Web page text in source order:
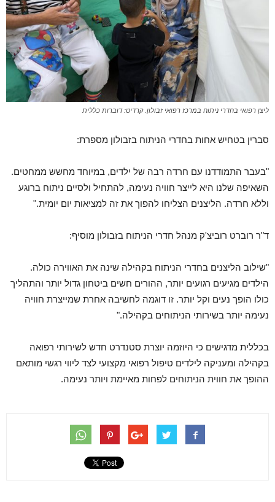
ליצן רפואי בחדרי ניתוח במרכז רפואי זבולון. קרדיט: דוברות כללית
סברין בטחיש אחות בחדרי הניתוח בזבולון מספרת:
"בעבר התמודדנו עם חרדה רבה של ילדים, במיוחד מחשש ממחטים.
השאיפה שלנו היא לייצר חוויה נעימה, להתחיל ולסיים ניתוח ברוגע
וללא חרדה. הליצנים הצליחו להפוך את זה למציאות יום יומית."
ד"ר רוברט רוביצ'ק מנהל חדרי הניתוח בזבולון מוסיף:
"שילוב הליצנים בחדרי הניתוח בקהילה שינה את האווירה כולה.
הילדים מגיעים רגועים יותר, ההורים חשים ביטחון גדול יותר והתהליך
כולו הופך נעים וקל יותר. זו דוגמה לחשיבה אחרת שמייצרת חוויה
נעימה יותר בשירותי הניתוחים בקהילה."
בכללית מדגישים כי היוזמה יוצרת סטנדרט חדש לשירותי רפואה
בקהילה ומעניקה לילדים טיפול רפואי מקצועי לצד ליווי רגשי מותאם
ההופך את חווית הניתוחים לפחות מאיימת ויותר נעימה.